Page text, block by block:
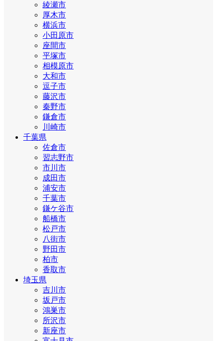
綾瀬市
厚木市
横浜市
小田原市
座間市
平塚市
相模原市
大和市
逗子市
藤沢市
秦野市
鎌倉市
川崎市
千葉県
佐倉市
習志野市
市川市
成田市
浦安市
千葉市
鎌ケ谷市
船橋市
松戸市
八街市
野田市
柏市
香取市
埼玉県
吉川市
坂戸市
鴻巣市
所沢市
新座市